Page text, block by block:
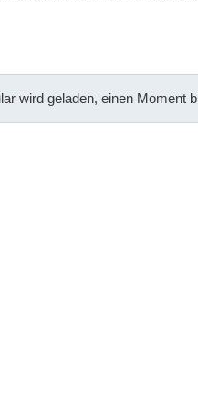
wird geladen, einen Moment